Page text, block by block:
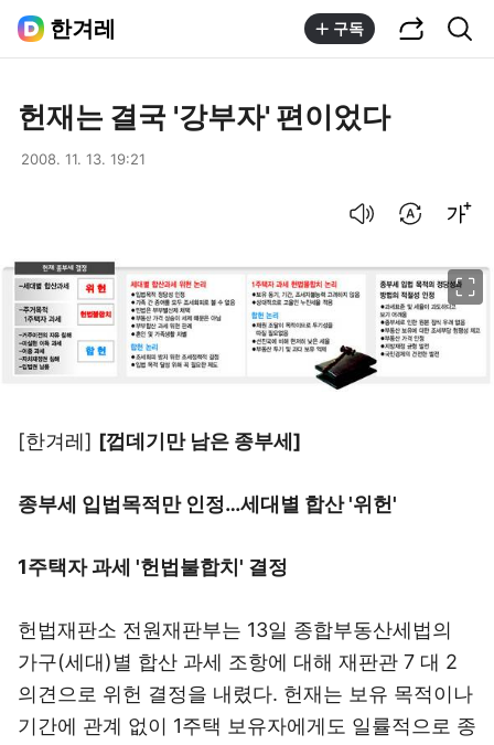
한겨레 구독
헌재는 결국 '강부자' 편이었다
2008. 11. 13. 19:21
[한겨레] [껍데기만 남은 종부세]
종부세 입법목적만 인정…세대별 합산 '위헌'
1주택자 과세 '헌법불합치' 결정
헌법재판소 전원재판부는 13일 종합부동산세법의
가구(세대)별 합산 과세 조항에 대해 재판관 7 대 2
의견으로 위헌 결정을 내렸다. 헌재는 보유 목적이나
기간에 관계 없이 1주택 보유자에게도 일률적으로 종